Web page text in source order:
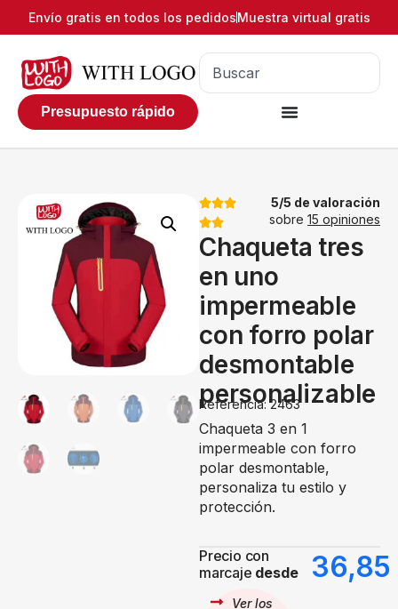
Envío gratis en todos los pedidosMuestra virtual gratis
Presupuesto rápido
5/5 de valoración
sobre 15 opiniones
Chaqueta tres
en uno
impermeable
con forro polar
desmontable
personalizable
Referencia: 2463
Chaqueta 3 en 1
impermeable con forro
polar desmontable,
personaliza tu estilo y
protección.
Precio con
marcaje desde 36,85
Ver los